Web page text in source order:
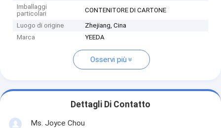
Imballaggi
particolari
CONTENITORE DI CARTONE
Luogo di origine
Zhejiang, Cina
Marca
YEEDA
Osservi più
Dettagli Di Contatto
Ms. Joyce Chou